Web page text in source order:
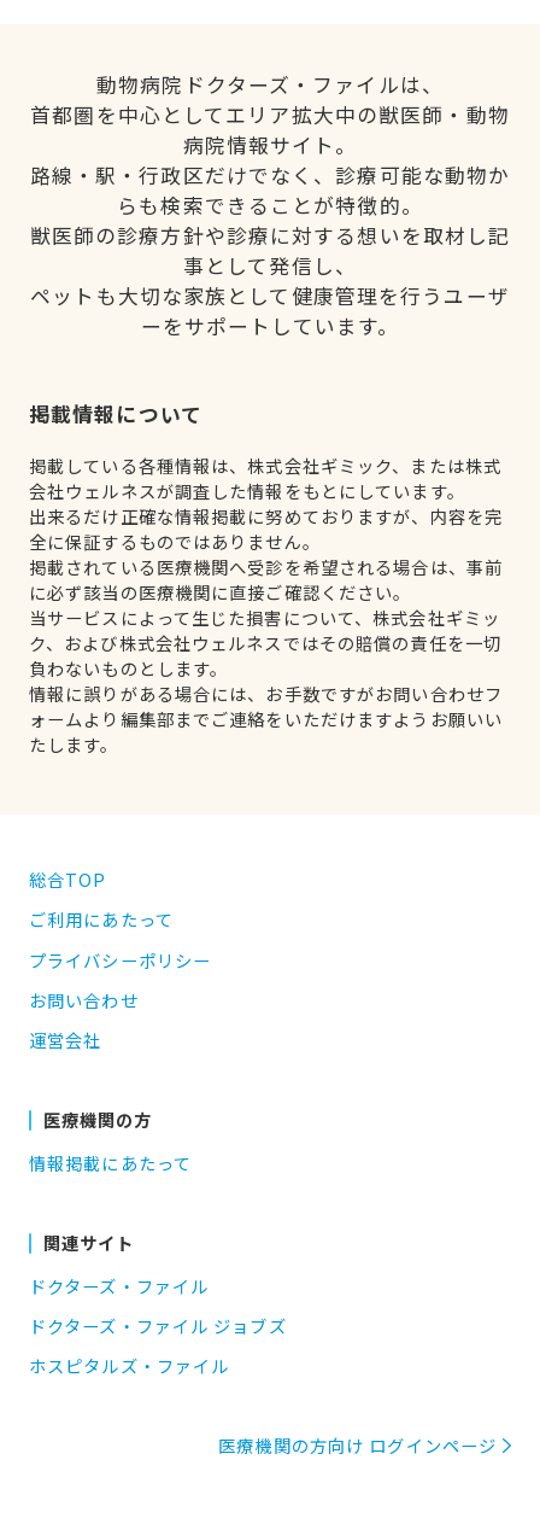
動物病院ドクターズ・ファイルは、
首都圏を中心としてエリア拡大中の獣医師・動物
病院情報サイト。
路線・駅・行政区だけでなく、診療可能な動物か
らも検索できることが特徴的。
獣医師の診療方針や診療に対する想いを取材し記
事として発信し、
ペットも大切な家族として健康管理を行うユーザ
ーをサポートしています。
掲載情報について
掲載している各種情報は、株式会社ギミック、または株式
会社ウェルネスが調査した情報をもとにしています。
出来るだけ正確な情報掲載に努めておりますが、内容を完
全に保証するものではありません。
掲載されている医療機関へ受診を希望される場合は、事前
に必ず該当の医療機関に直接ご確認ください。
当サービスによって生じた損害について、株式会社ギミッ
ク、および株式会社ウェルネスではその賠償の責任を一切
負わないものとします。
情報に誤りがある場合には、お手数ですがお問い合わせフ
ォームより編集部までご連絡をいただけますようお願いい
たします。
総合TOP
ご利用にあたって
プライバシーポリシー
お問い合わせ
運営会社
医療機関の方
情報掲載にあたって
関連サイト
ドクターズ・ファイル
ドクターズ・ファイル ジョブズ
ホスピタルズ・ファイル
医療機関の方向け ログインページ